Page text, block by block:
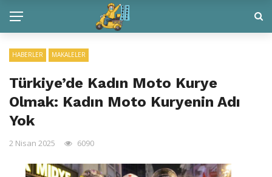
HABERLER MAKALELER
Türkiye’de Kadın Moto Kurye
Olmak: Kadın Moto Kuryenin Adı
Yok
2 Nisan 2025 6090